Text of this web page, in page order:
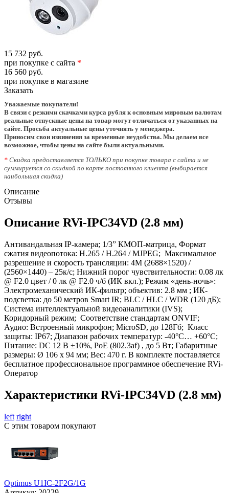
15 732 руб.
при покупке с сайта *
16 560 руб.
при покупке в магазине
Заказать
Уважаемые покупатели!
В связи с резкими скачками курса рубля к основным мировым валютам
реальные отпускные цены на товар могут отличаться от указанных на
сайте. Просьба актуальные цены уточнять у менеджера.
Приносим свои извинения за временные неудобства. Мы делаем все
возможное, чтобы цены на сайте были актуальными.
* Скидка предоставляется ТОЛЬКО при покупке товара с сайта и не
суммируется со скидкой по карте постоянного клиента (выбирается
наибольшая скидка)
Описание
Отзывы
Описание RVi-IPC34VD (2.8 мм)
Антивандальная IP-камера; 1/3” КМОП-матрица, Формат
сжатия видеопотока: H.265 / H.264 / MJPEG; Максимальное
разрешение и скорость трансляции: 4М (2688×1520) /
(2560×1440) – 25к/с; Нижний порог чувствительности: 0.08 лк
@ F2.0 цвет / 0 лк @ F2.0 ч/б (ИК вкл.); Режим «день-ночь»:
Электромеханический ИК-фильтр; объектив: 2.8 мм ; ИК-
подсветка: до 50 метров Smart IR; BLC / HLC / WDR (120 дБ);
Система интеллектуальной видеоаналитики (IVS);
Коридорный режим; Соответствие стандартам ONVIF;
Аудио: Встроенный микрофон; MicroSD, до 128Гб; Класс
защиты: IP67; Диапазон рабочих температур: -40°С… +60°С;
Питание: DC 12 В ±10%, PoE (802.3af) , до 5 Вт; Габаритные
размеры: Ø 106 x 94 мм; Вес: 470 г. В комплекте поставляется
бесплатное профессиональное программное обеспечение RVi-
Оператор
Характеристики RVi-IPC34VD (2.8 мм)
left right
С этим товаром покупают
Optimus U1IC-2F2G/1G